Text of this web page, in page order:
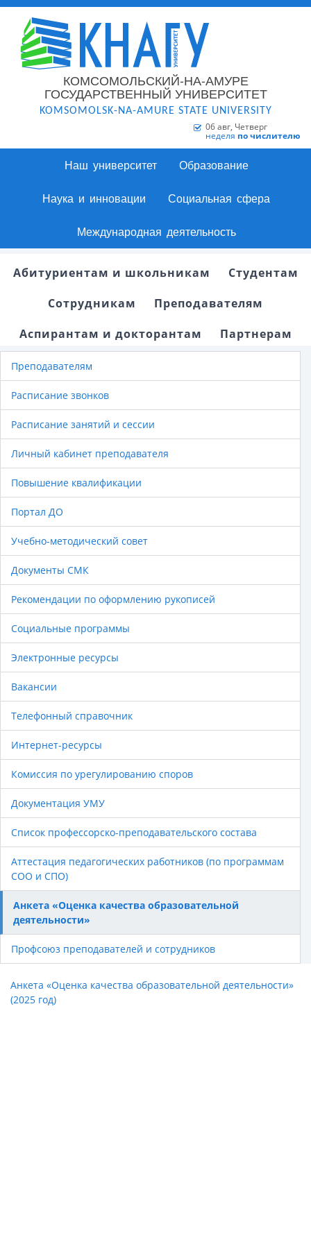
КОМСОМОЛЬСКИЙ-НА-АМУРЕ
ГОСУДАРСТВЕННЫЙ УНИВЕРСИТЕТ
KOMSOMOLSK-NA-AMURE STATE UNIVERSITY
06 авг, Четверг
неделя по числителю
Наш университет Образование
Наука и инновации Социальная сфера
Международная деятельность
Абитуриентам и школьникам
Студентам
Сотрудникам
Преподавателям
Аспирантам и докторантам
Партнерам
Преподавателям
Расписание звонков
Расписание занятий и сессии
Личный кабинет преподавателя
Повышение квалификации
Портал ДО
Учебно-методический совет
Документы СМК
Рекомендации по оформлению рукописей
Социальные программы
Электронные ресурсы
Вакансии
Телефонный справочник
Интернет-ресурсы
Комиссия по урегулированию споров
Документация УМУ
Список профессорско-преподавательского состава
Аттестация педагогических работников (по программам
СОО и СПО)
Анкета «Оценка качества образовательной
деятельности»
Профсоюз преподавателей и сотрудников
Анкета «Оценка качества образовательной деятельности»
(2025 год)